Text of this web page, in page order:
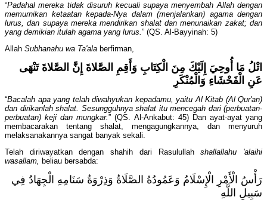
“Padahal mereka tidak disuruh kecuali supaya menyembah Allah dengan
memurnikan ketaatan kepada-Nya dalam (menjalankan) agama dengan
lurus, dan supaya mereka mendirikan shalat dan menunaikan zakat; dan
yang demikian itulah agama yang lurus.” (QS. Al-Bayyinah: 5)
Allah Subhanahu wa Ta'ala berfirman,
اتْلُ مَا أُوحِيَ إِلَيْكَ مِنَ الْكِتَابِ وَأَقِمِ الصَّلاةَ إِنَّ الصَّلاةَ تَنْهَى
عَنِ الْفَحْشَاءِ وَالْمُنْكَرِ
“Bacalah apa yang telah diwahyukan kepadamu, yaitu Al Kitab (Al Qur'an)
dan dirikanlah shalat. Sesungguhnya shalat itu mencegah dari (perbuatan-
perbuatan) keji dan mungkar.” (QS. Al-Ankabut: 45) Dan ayat-ayat yang
membacarakan tentang shalat, mengagungkannya, dan menyuruh
melaksanakannya sangat banyak sekali.
Telah diriwayatkan dengan shahih dari Rasulullahshallallahu 'alaihi
wasallam, beliau bersabda:
رَأْسُ الْأَمْرِ الْإِسْلَامُ وَعَمُودُهُ الصَّلَاةُ وَذِرْوَةُ سَنَامِهِ الْجِهَادُ فِي
سَبِيلِ اللَّهِ